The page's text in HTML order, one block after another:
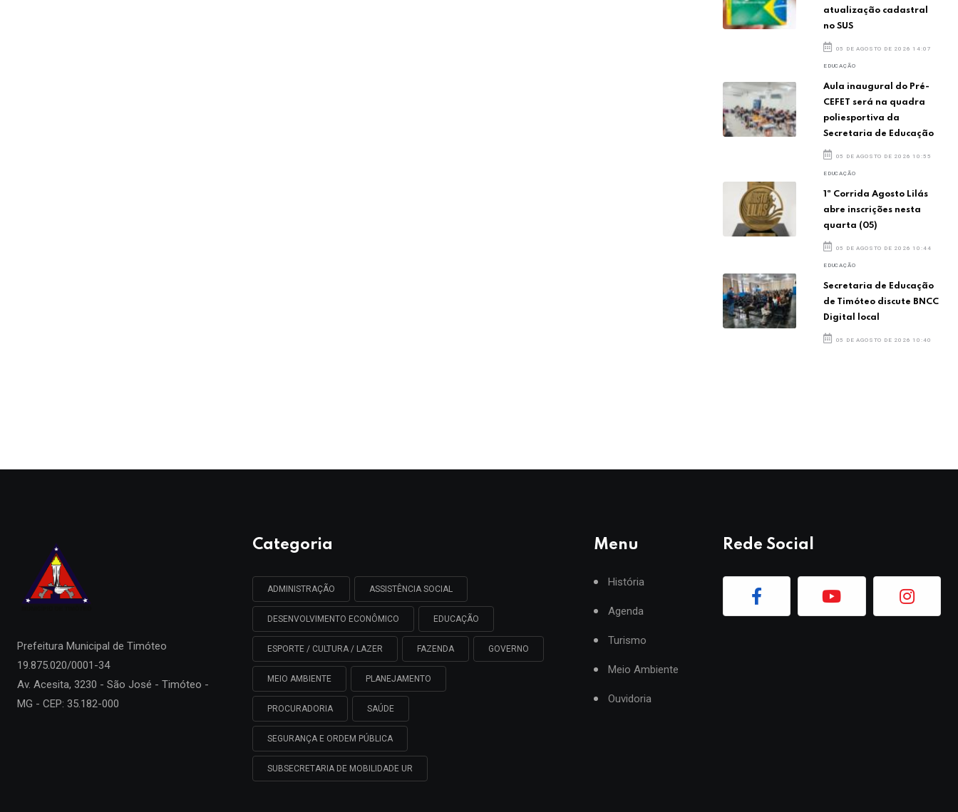
atualização cadastral
no SUS
05 DE AGOSTO DE 2026 14:07
EDUCAÇÃO
Aula inaugural do Pré-
CEFET será na quadra
poliesportiva da
Secretaria de Educação
05 DE AGOSTO DE 2026 10:55
EDUCAÇÃO
1ª Corrida Agosto Lilás
abre inscrições nesta
quarta (05)
05 DE AGOSTO DE 2026 10:44
EDUCAÇÃO
Secretaria de Educação
de Timóteo discute BNCC
Digital local
05 DE AGOSTO DE 2026 10:40
Prefeitura Municipal de Timóteo
19.875.020/0001-34
Av. Acesita, 3230 - São José - Timóteo -
MG - CEP: 35.182-000
Categoria
ADMINISTRAÇÃO ASSISTÊNCIA SOCIAL
DESENVOLVIMENTO ECONÔMICO EDUCAÇÃO
ESPORTE / CULTURA / LAZER FAZENDA GOVERNO
MEIO AMBIENTE PLANEJAMENTO
PROCURADORIA SAÚDE
SEGURANÇA E ORDEM PÚBLICA
SUBSECRETARIA DE MOBILIDADE UR
Menu
História
Agenda
Turismo
Meio Ambiente
Ouvidoria
Rede Social